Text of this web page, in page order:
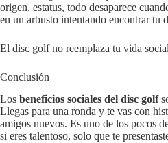
origen, estatus, todo desaparece
en un arbusto intentando encontrar tu
El disc golf no reemplaza tu vida
Conclusión
Los beneficios sociales del disc golf
Llegas para una ronda y te vas con
amigos nuevos. Es uno de los pocos
si eres talentoso, solo que te